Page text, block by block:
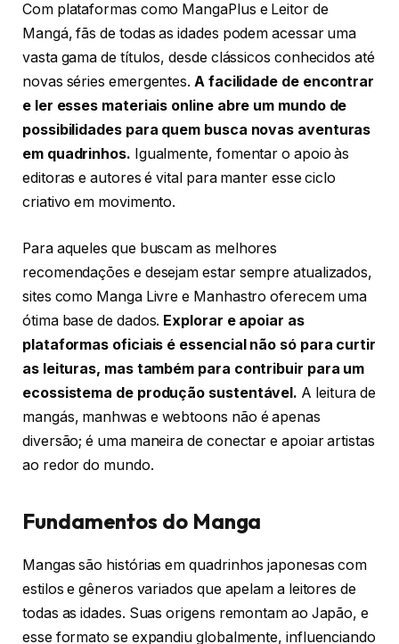
Com plataformas como MangaPlus e Leitor de
Mangá, fãs de todas as idades podem acessar uma
vasta gama de títulos, desde clássicos conhecidos até
novas séries emergentes.A facilidade de encontrar
e ler esses materiais online abre um mundo de
possibilidades para quem busca novas aventuras
em quadrinhos. Igualmente, fomentar o apoio às
editoras e autores é vital para manter esse ciclo
criativo em movimento.
Para aqueles que buscam as melhores
recomendações e desejam estar sempre atualizados,
sites como Manga Livre e Manhastro oferecem uma
ótima base de dados. Explorar e apoiar as
plataformas oficiais é essencial não só para curtir
as leituras, mas também para contribuir para um
ecossistema de produção sustentável. A leitura de
mangás, manhwas e webtoons não é apenas
diversão; é uma maneira de conectar e apoiar artistas
ao redor do mundo.
Fundamentos do Manga
Mangas são histórias em quadrinhos japonesas com
estilos e gêneros variados que apelam a leitores de
todas as idades. Suas origens remontam ao Japão, e
esse formato se expandiu globalmente, influenciando